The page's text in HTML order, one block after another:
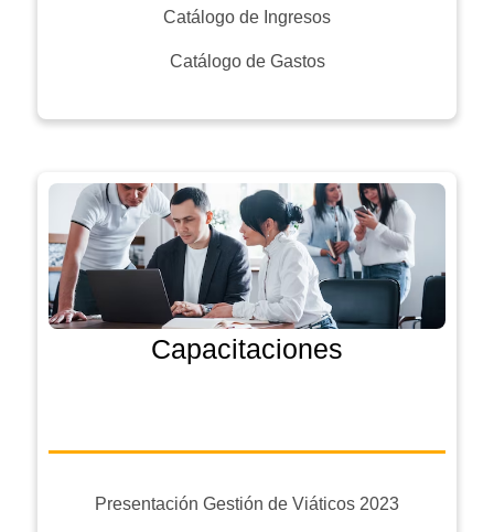
Catálogo de Ingresos
Catálogo de Gastos
Capacitaciones
Presentación Gestión de Viáticos 2023